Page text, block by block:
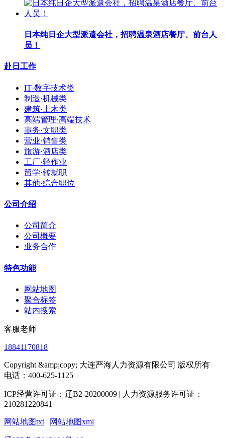
日本纯日企大型派遣会社，招聘温泉酒店餐厅、前台人
员！
赴日工作
IT·数字技术类
制造·机械类
建筑·土木类
高端管理·高端技术
事务·文职类
营业·销售类
旅游·酒店类
工厂·轻作业
留学·转就职
其他·综合职位
公司介绍
公司简介
公司概要
业务合作
特色功能
网站地图
聚合标签
站内搜索
客服老师
18841170818
Copyright &amp;copy; 大连严海人力资源有限公司 版权所有
电话：400-625-1125
ICP经营许可证：辽B2-20200009 | 人力资源服务许可证：
210281220841
网站地图txt | 网站地图xml